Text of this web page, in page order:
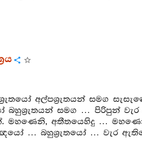
අල්පශ්‍රැතයන් සමග
බහුශ්‍රැතයන් සමග … පිරිපුන්
මහණෙනි, අතීතයෙහිදු …
… බහුශ්‍රැතයෝ … වැර